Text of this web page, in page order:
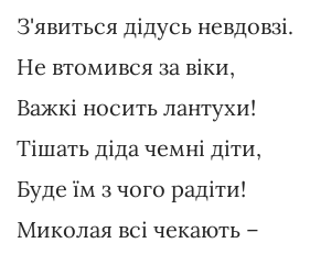
З'явиться дідусь невдовзі.
Не втомився за віки,
Важкі носить лантухи!
Тішать діда чемні діти,
Буде їм з чого радіти!
Миколая всі чекають –